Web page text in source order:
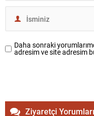
Daha sonraki
adresim ve site adresim
Ziyaretçi